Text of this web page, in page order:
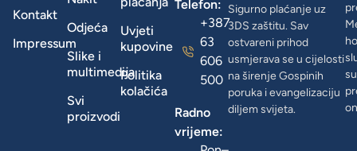
Kontakt
Impressum
Odjeća
Slike i
multimedija
Svi
proizvodi
Uvjeti
kupovine
Politika
kolačića
Telefon:
+387
63
606
500
Radno
vrijeme:
Sigurno plaćanje uz
3DS zaštitu. Sav
ostvareni prihod
usmjerava se u cijelosti
na širenje Gospinih
poruka i evangelizaciju
diljem svijeta.